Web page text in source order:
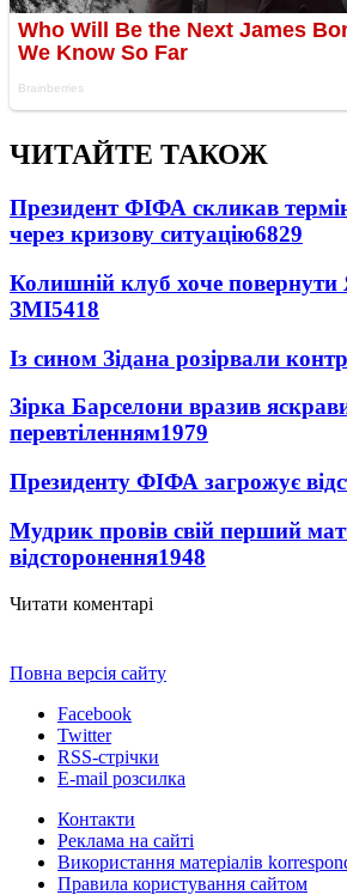
ЧИТАЙТЕ ТАКОЖ
Президент ФІФА скликав
через кризову ситуацію6829
Колишній клуб хоче
ЗМІ5418
Із сином Зідана розірвали
Зірка Барселони вразив
перевтіленням1979
Президенту ФІФА загрожує
Мудрик провів свій перший
відсторонення1948
Читати коментарі
Повна версія сайту
Facebook
Twitter
RSS-стрічки
E-mail розсилка
Контакти
Реклама на сайті
Використання матеріалів
Правила користування сайтом